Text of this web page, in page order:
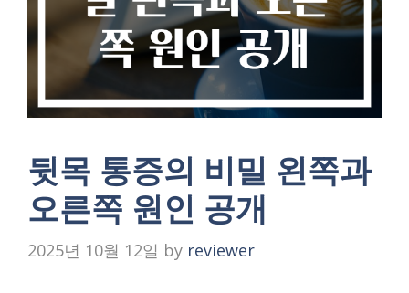
뒷목 통증의 비밀 왼쪽과
오른쪽 원인 공개
2025년 10월 12일 by reviewer